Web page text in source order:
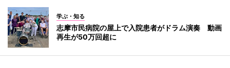
学ぶ・知る
志摩市民病院の屋上で入院患者がドラム演奏 動画
再生が50万回超に